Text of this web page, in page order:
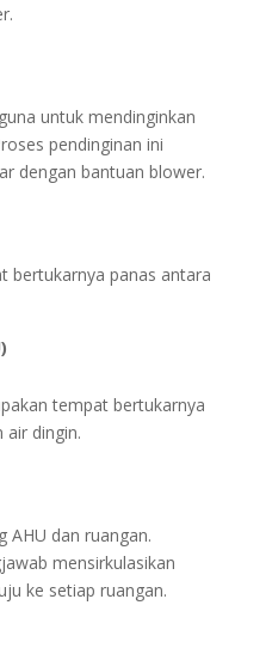
untuk mendinginkan
pendinginan ini
dengan bantuan blower.
bertukarnya panas antara
tempat bertukarnya
air dingin.
AHU dan ruangan.
mensirkulasikan
ke setiap ruangan.